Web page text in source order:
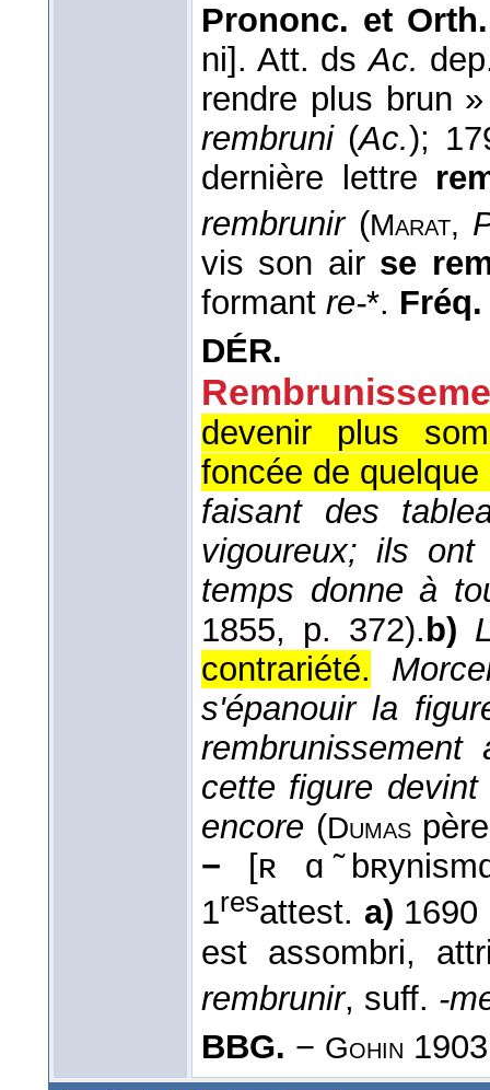
Prononc. et
ni]. Att. dsAc.
rendre plus brun
rembruni(Ac.);
dernière lettre
rembrunir(Marat,
vis son air se
formant re-*.
DÉR.
devenir plus
foncée de
faisant des
vigoureux; ils
temps donne à
1855, p. 372).b)
contrariété.
s'épanouir la
cette figure
encore (Dumaspère
− [ʀ ɑ
1resattest. a) 1690
est assombri,
rembrunir, suff. -
BBG. − Gohin